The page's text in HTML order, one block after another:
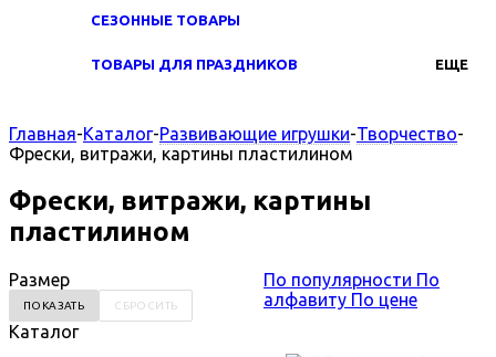
СЕЗОННЫЕ ТОВАРЫ
ТОВАРЫ ДЛЯ ПРАЗДНИКОВ ЕЩЕ
Главная-Каталог-Развивающие игрушки-Творчество-
Фрески, витражи, картины пластилином
Фрески, витражи, картины
пластилином
Размер
Каталог
По популярности По
алфавиту По цене